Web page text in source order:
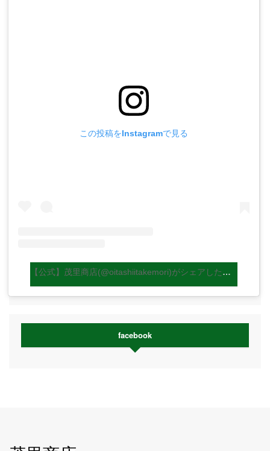
この投稿をInstagramで見る
【公式】茂里商店(@oitashiitakemori)がシェアした投稿
facebook